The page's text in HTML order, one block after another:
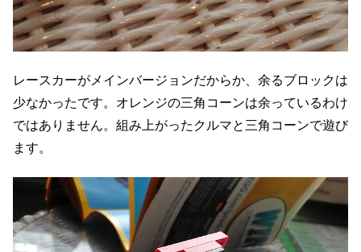
レースカーがメインバージョンだからか、余るブロックは
少なかったです。オレンジの三角コーンは余っているわけ
ではありません。組み上がったクルマと三角コーンで遊び
ます。